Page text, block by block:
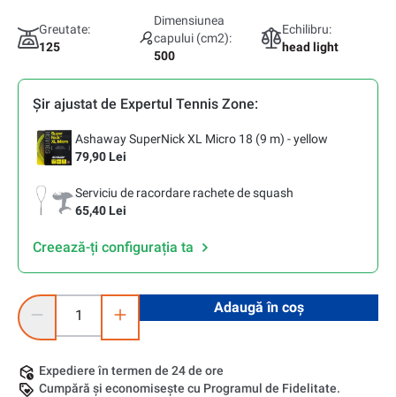
Dimensiunea
capului (cm2):
500
Echilibru:
head light
Greutate:
125
Șir ajustat de Expertul Tennis Zone:
Ashaway SuperNick XL Micro 18 (9 m) - yellow
79,90 Lei
Serviciu de racordare rachete de squash
65,40 Lei
Creează-ți configurația ta
Cantitate produs: Introduceți cantitatea dorită sau utilizați
Adaugă în coș
Expediere în termen de 24 de ore
Cumpără și economisește cu Programul de Fidelitate.